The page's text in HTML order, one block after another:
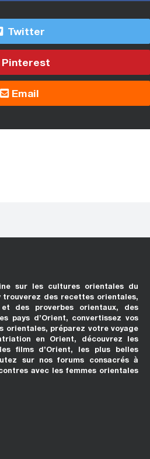
Twitter
Pinterest
Email
sur les cultures orientales du
trouverez des recettes orientales,
des proverbes orientaux, des
pays d’Orient, convertissez vos
orientales, préparez votre voyage
en Orient, découvrez les
films d’Orient, les plus belles
sur nos forums consacrés à
avec les femmes orientales